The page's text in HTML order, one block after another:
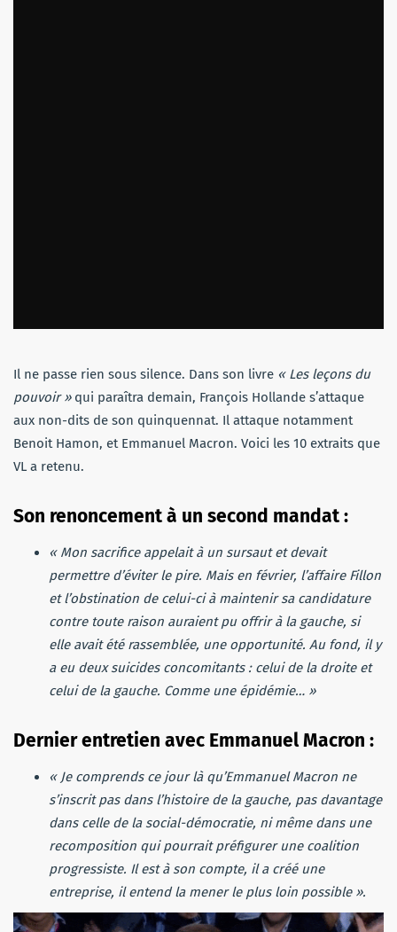
Il ne passe rien sous silence. Dans son livre « Les leçons du
pouvoir »qui paraîtra demain, François Hollande s’attaque
aux non-dits de son quinquennat. Il attaque notamment
Benoit Hamon, et Emmanuel Macron. Voici les 10 extraits que
VL a retenu.
Son renoncement à un second mandat :
« Mon sacrifice appelait à un sursaut et devait
permettre d’éviter le pire. Mais en février, l’affaire Fillon
et l’obstination de celui-ci à maintenir sa candidature
contre toute raison auraient pu offrir à la gauche, si
elle avait été rassemblée, une opportunité. Au fond, il y
a eu deux suicides concomitants : celui de la droite et
celui de la gauche. Comme une épidémie… »
Dernier entretien avec Emmanuel Macron :
« Je comprends ce jour là qu’Emmanuel Macron ne
s’inscrit pas dans l’histoire de la gauche, pas davantage
dans celle de la social-démocratie, ni même dans une
recomposition qui pourrait préfigurer une coalition
progressiste. Il est à son compte, il a créé une
entreprise, il entend la mener le plus loin possible ».